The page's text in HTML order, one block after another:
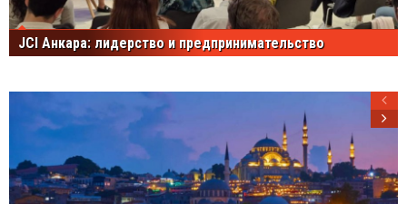
JCI Анкара: лидерство и предпринимательство